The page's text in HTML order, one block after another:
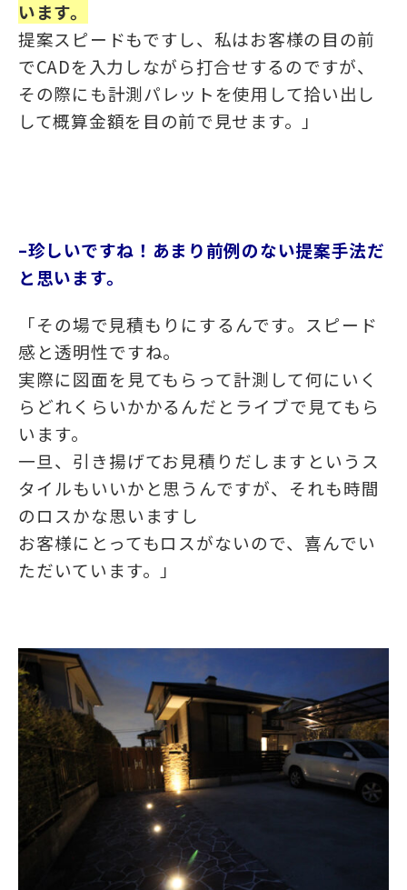
います。
提案スピードもですし、私はお客様の目の前
でCADを入力しながら打合せするのですが、
その際にも計測パレットを使用して拾い出し
して概算金額を目の前で見せます。 」
–珍しいですね！あまり前例のない提案手法だ
と思います。
「その場で見積もりにするんです。スピード
感と透明性ですね。
実際に図面を見てもらって計測して何にいく
らどれくらいかかるんだとライブで見てもら
います。
一旦、引き揚げてお見積りだしますというス
タイルもいいかと思うんですが、それも時間
のロスかな思いますし
お客様にとってもロスがないので、喜んでい
ただいています。」